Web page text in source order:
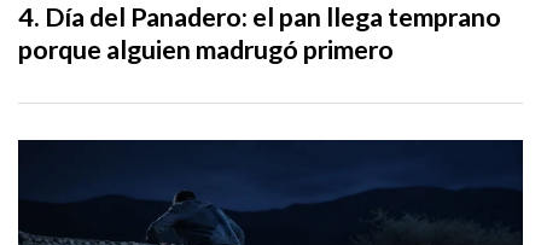
Día del Panadero: el pan llega temprano
porque alguien madrugó primero